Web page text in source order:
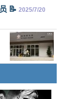
📝 2025/7/20